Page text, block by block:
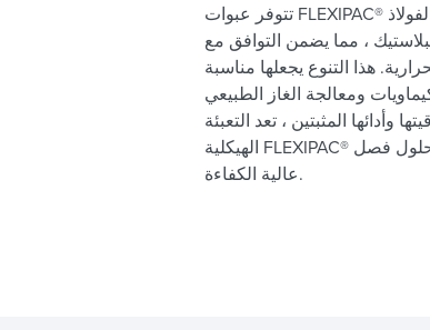
تتوفر عبوات FLEXIPAC® في مجموعة من المواد ، بما في ذلك الفولاذ
، مما يضمن التوافق مع
هذا التنوع يجعلها مناسبة
ومعالجة الغاز الطبيعي
وأدائها المثبتين ، تعد التعبئة
الهيكلية FLEXIPAC® خيارا موثوقا به للصناعات التي تبحث عن حلول فصل
عالية الكفاءة.